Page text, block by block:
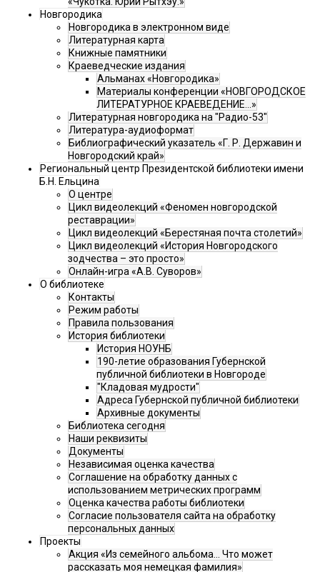
Новгородика
Новгородика в электронном виде
Литературная карта
Книжные памятники
Краеведческие издания
Альманах «Новгородика»
Материалы конференции «НОВГОРОДСКОЕ
ЛИТЕРАТУРНОЕ КРАЕВЕДЕНИЕ...»
Литературная новгородика на "Радио-53"
Литература-аудиоформат
Библиографический указатель «Г. Р. Державин и
Новгородский край»
Региональный центр Президентской библиотеки имени
Б.Н. Ельцина
О центре
Цикл видеолекций «Феномен новгородской
реставрации»
Цикл видеолекций «Берестяная почта столетий»
Цикл видеолекций «История Новгородского
зодчества – это просто»
Онлайн-игра «А.В. Суворов»
О библиотеке
Контакты
Режим работы
Правила пользования
История библиотеки
История НОУНБ
190-летие образования Губернской
публичной библиотеки в Новгороде
"Кладовая мудрости"
Адреса Губернской публичной библиотеки
Архивные документы
Библиотека сегодня
Наши реквизиты
Документы
Независимая оценка качества
Соглашение на обработку данных с
использованием метрических программ
Оценка качества работы библиотеки
Согласие пользователя сайта на обработку
персональных данных
Проекты
Акция «Из семейного альбома... Что может
рассказать моя немецкая фамилия»